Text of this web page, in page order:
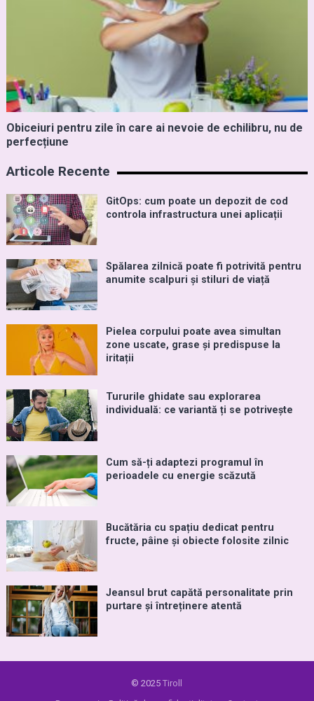
Obiceiuri pentru zile în care ai nevoie de echilibru, nu de
perfecțiune
Articole Recente
GitOps: cum poate un depozit de cod
controla infrastructura unei aplicații
Spălarea zilnică poate fi potrivită pentru
anumite scalpuri și stiluri de viață
Pielea corpului poate avea simultan
zone uscate, grase și predispuse la
iritații
Tururile ghidate sau explorarea
individuală: ce variantă ți se potrivește
Cum să-ți adaptezi programul în
perioadele cu energie scăzută
Bucătăria cu spațiu dedicat pentru
fructe, pâine și obiecte folosite zilnic
Jeansul brut capătă personalitate prin
purtare și întreținere atentă
© 2025Tiroll